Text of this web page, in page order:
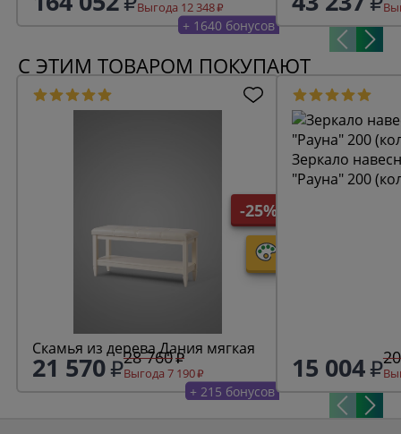
Выгода 12 348
+ 1640 бонусов
С ЭТИМ ТОВАРОМ ПОКУПАЮТ
-25%
Скамья из дерева Дания мягкая
21 570 28 760
Выгода 7 190
+ 215 бонусов
Зеркало
"Рауна" 200
15 004